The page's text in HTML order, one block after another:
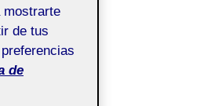
mostrarte
de tus
de